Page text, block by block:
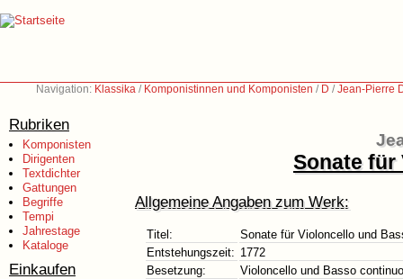
Navigation: Klassika / Komponistinnen und Komponisten / D /Jean-Pierre
Rubriken
Komponisten
Dirigenten
Textdichter
Gattungen
Begriffe
Tempi
Jahrestage
Kataloge
Einkaufen
Sonate
Allgemeine Angaben zum Werk:
Titel:
Sonate für Violoncello und
Entstehungszeit: 1772
Besetzung:
Violoncello und Basso continuo